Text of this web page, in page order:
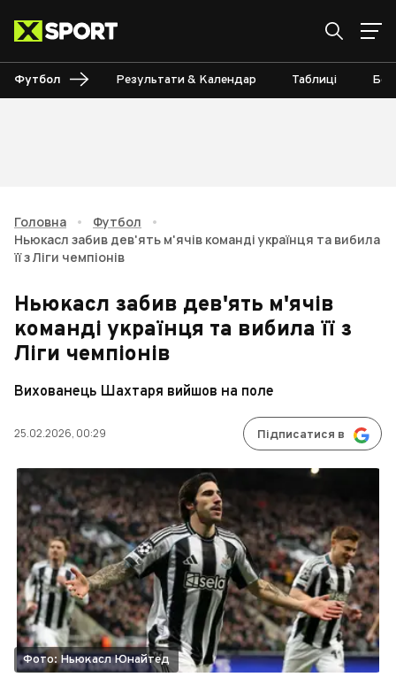
Футбол Результати & Календар Таблиці
Головна • Футбол
•
Ньюкасл забив дев'ять м'ячів команді українця та вибила
її з Ліги чемпіонів
Ньюкасл забив дев'ять м'ячів
команді українця та вибила її з
Ліги чемпіонів
Вихованець Шахтаря вийшов на поле
25.02.2026, 00:29 Підписатися в
Фото: Ньюкасл Юнайтед